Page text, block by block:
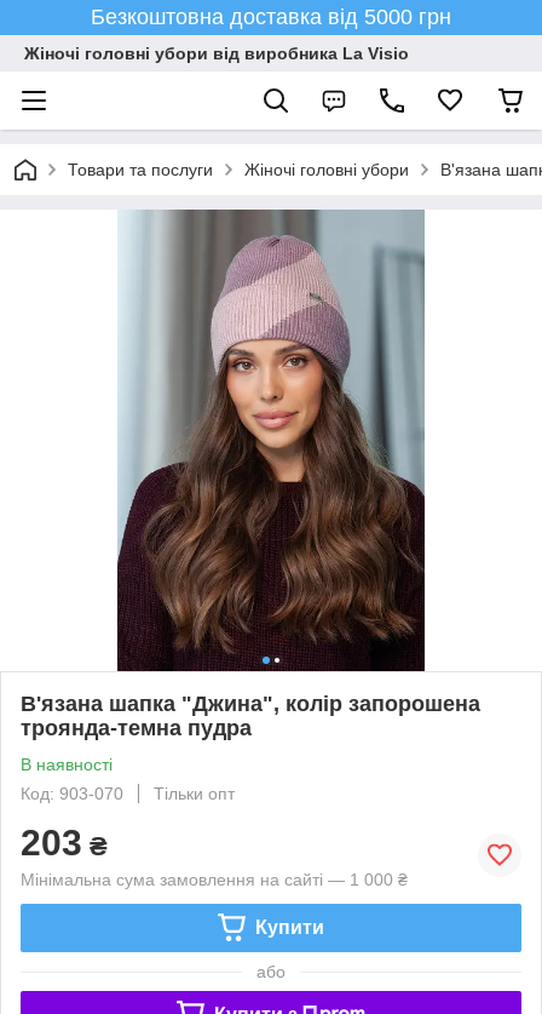
Безкоштовна доставка від 5000 грн
Жіночі головні убори від виробника La Visio
Товари та послуги Жіночі головні убори В'язана
В'язана шапка "Джина", колір запорошена
троянда-темна пудра
В наявності
Код: 903-070
Тільки опт
203 ₴
Мінімальна сума замовлення на сайті — 1 000 ₴
Купити
або